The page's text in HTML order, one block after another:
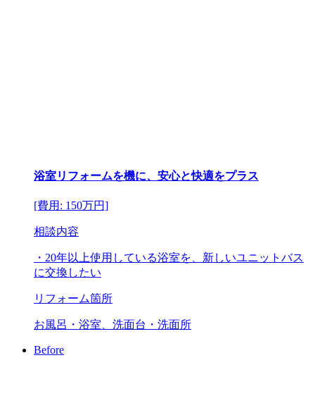
浴室リフォームを機に、安心と快適をプラス
[費用: 150万円]
相談内容
・20年以上使用している浴室を、新しいユニットバス
に交換したい
リフォーム箇所
お風呂・浴室、洗面台・洗面所
Before